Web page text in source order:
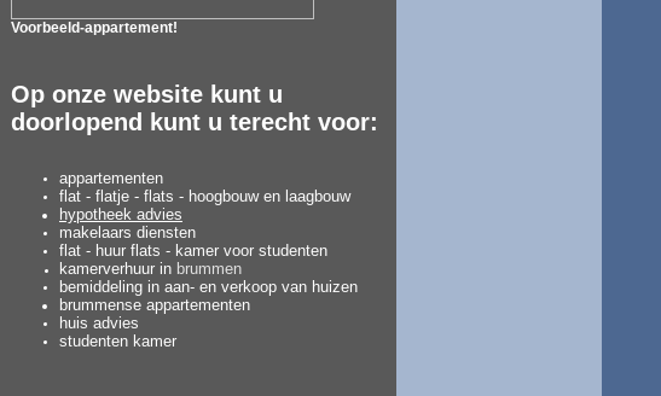
Voorbeeld-appartement!
Op onze website kunt u
doorlopend kunt u terecht voor:
appartementen
flat - flatje - flats - hoogbouw en laagbouw
hypotheek advies
makelaars diensten
flat - huur flats - kamer voor studenten
kamerverhuur in brummen
bemiddeling in aan- en verkoop van huizen
brummense appartementen
huis advies
studenten kamer